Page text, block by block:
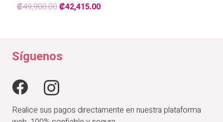
₡49,900.00El
₡49,900.00.
₡42,415.00El
Síguenos
Realice sus pagos directamente en nuestra plataforma